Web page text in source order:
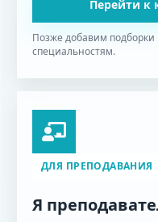
Перейти к
Позже добавим
специальностям.
ДЛЯ ПРЕПОДАВАНИЯ
Я